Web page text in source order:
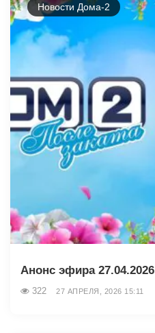
Новости Дома-2
Анонс эфира 27.04.2026
322 27 АПРЕЛЯ, 2026 15:11